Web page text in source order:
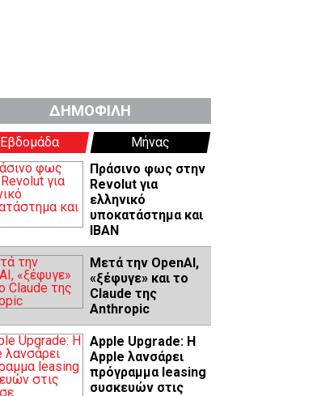
ΔΗΜΟΦΙΛΗ
Εβδομάδα
Μήνας
Πράσινο φως στην
Revolut για
ελληνικό
υποκατάστημα και
IBAN
Μετά την OpenAI,
«ξέφυγε» και το
Claude της
Anthropic
Apple Upgrade: Η
Apple λανσάρει
πρόγραμμα leasing
συσκευών στις